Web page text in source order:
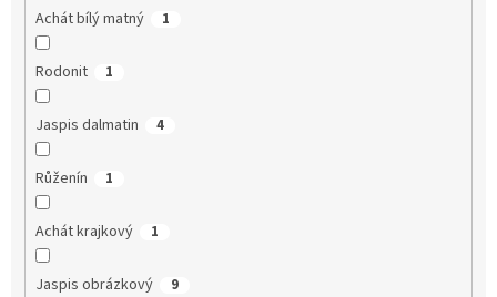
Achát bílý matný 1
Rodonit 1
Jaspis dalmatin 4
Růženín 1
Achát krajkový 1
Jaspis obrázkový 9